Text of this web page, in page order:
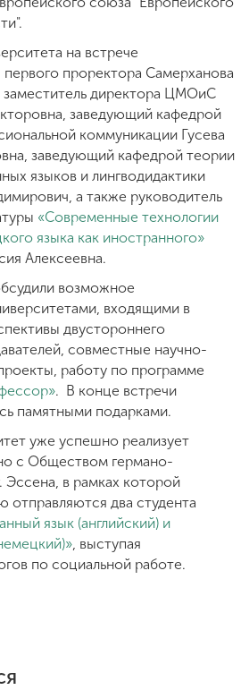
на встрече
первого проректора Самерханова
заместитель директора ЦМОиС
заведующий кафедрой
коммуникации Гусева
заведующий кафедрой теории
языков и лингводидактики
а также руководитель
«Современные технологии
языка как иностранного»
Алексеевна.
возможное
входящими в
двустороннего
совместные научно-
работу по программе
. В конце встречи
памятными подарками.
уже успешно реализует
с Обществом германо-
Эссена, в рамках которой
отправляются два студента
язык (английский) и
, выступая
по социальной работе.